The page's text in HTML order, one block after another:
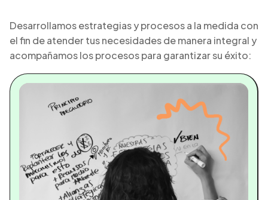
Desarrollamos estrategias y procesos a la medida con
el fin de atender tus necesidades de manera integral y
acompañamos los procesos para garantizar su éxito: